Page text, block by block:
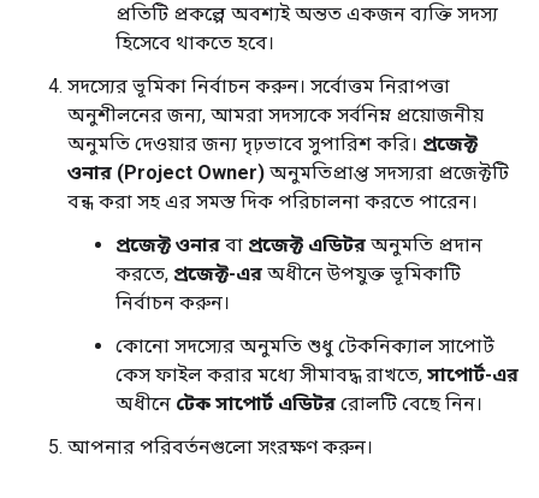
প্রতিটি প্রকল্পে অবশ্যই অন্তত একজন ব্যক্তি সদস্য
হিসেবে থাকতে হবে।
সদস্যের ভূমিকা নির্বাচন করুন। সর্বোত্তম নিরাপত্তা
অনুশীলনের জন্য, আমরা সদস্যকে সর্বনিম্ন প্রয়োজনীয়
অনুমতি দেওয়ার জন্য দৃঢ়ভাবে সুপারিশ করি। প্রজেক্ট
ওনার (Project Owner) অনুমতিপ্রাপ্ত সদস্যরা প্রজেক্টটি
বন্ধ করা সহ এর সমস্ত দিক পরিচালনা করতে পারেন।
প্রজেক্ট ওনার বা প্রজেক্ট এডিটর অনুমতি প্রদান
করতে, প্রজেক্ট-এর অধীনে উপযুক্ত ভূমিকাটি
নির্বাচন করুন।
কোনো সদস্যের অনুমতি শুধু টেকনিক্যাল সাপোর্ট
কেস ফাইল করার মধ্যে সীমাবদ্ধ রাখতে, সাপোর্ট-এর
অধীনে টেক সাপোর্ট এডিটর রোলটি বেছে নিন।
আপনার পরিবর্তনগুলো সংরক্ষণ করুন।